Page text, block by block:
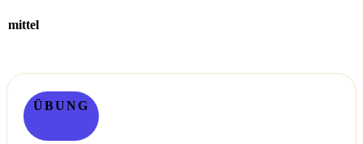
mittel
ÜBUNG